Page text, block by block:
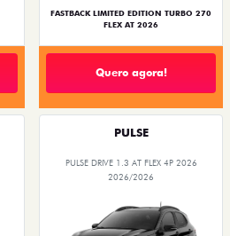
FASTBACK LIMITED EDITION TURBO 270
FLEX AT 2026
Quero agora!
PULSE
PULSE DRIVE 1.3 AT FLEX 4P 2026
2026/2026